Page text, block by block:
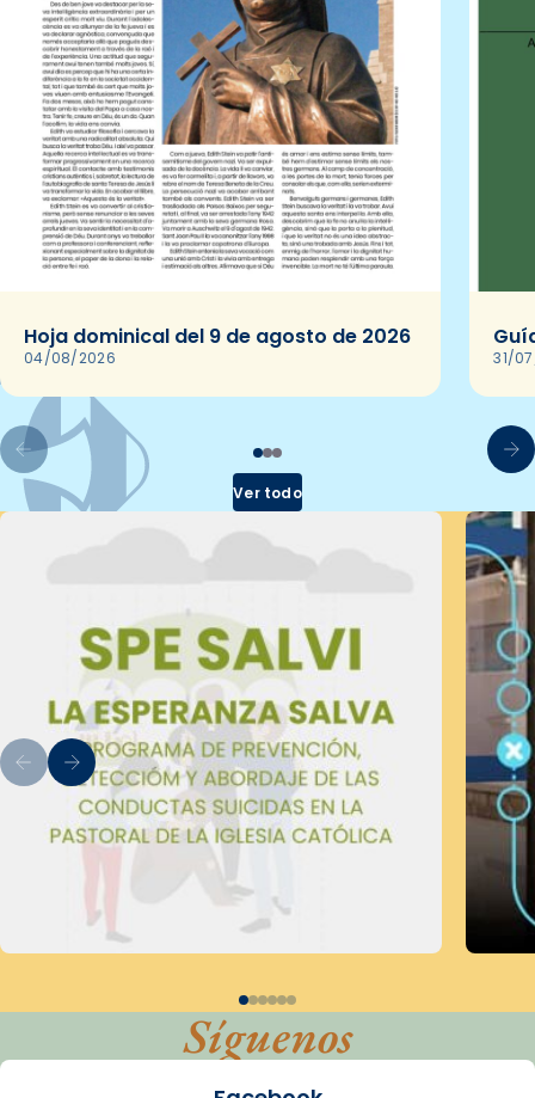
Hoja dominical del 9 de agosto de 2026
04/08/2026 31/
Ver todo
Síguenos